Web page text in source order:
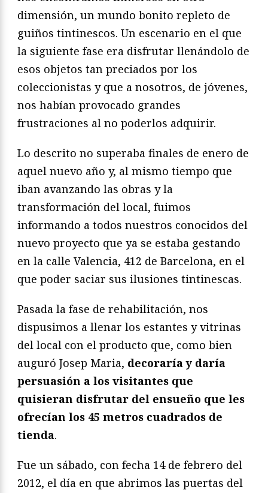
dimensión, un mundo bonito repleto de
guiños tintinescos. Un escenario en el que
la siguiente fase era disfrutar llenándolo de
esos objetos tan preciados por los
coleccionistas y que a nosotros, de jóvenes,
nos habían provocado grandes
frustraciones al no poderlos adquirir.
Lo descrito no superaba finales de enero de
aquel nuevo año y, al mismo tiempo que
iban avanzando las obras y la
transformación del local, fuimos
informando a todos nuestros conocidos del
nuevo proyecto que ya se estaba gestando
en la calle Valencia, 412 de Barcelona, en el
que poder saciar sus ilusiones tintinescas.
Pasada la fase de rehabilitación, nos
dispusimos a llenar los estantes y vitrinas
del local con el producto que, como bien
auguró Josep Maria, decoraría y daría
persuasión a los visitantes que
quisieran disfrutar del ensueño que les
ofrecían los 45 metros cuadrados de
tienda.
Fue un sábado, con fecha 14 de febrero del
2012, el día en que abrimos las puertas del